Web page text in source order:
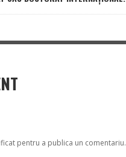
pentru a publica un comentariu.